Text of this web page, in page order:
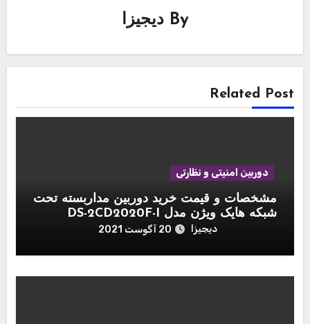
By دیجیزا
Related Post
دوربین امنیتی و نظارتی
مشخصات و قیمت خرید دوربین مداربسته تحت
شبکه هایک ویژن مدل DS-2CD2020F-I
دیجیزا 20 آگوست 2021